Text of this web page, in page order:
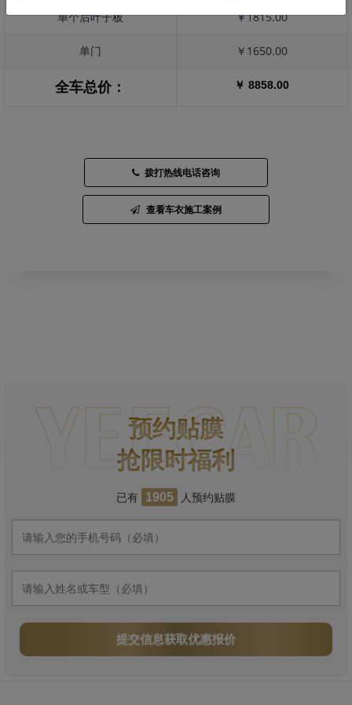
单个后叶子板 ￥1815.00
单门 ￥1650.00
全车总价： ￥ 8858.00
拨打热线电话咨询
查看车衣施工案例
预约贴膜
抢限时福利
已有 1905 人预约贴膜
提交信息获取优惠报价